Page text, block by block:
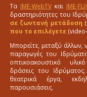
Τα IME-WebTVκαι IME-
δραστηριότητες του
σε ζωντανή μετάδοση
που το επιλέγετε
Μπορείτε, μεταξύ άλλων,
παραγωγές του
οπτικοακουστικό
δράσεις του
θεατρικά έργα,
παρουσιάσεις.